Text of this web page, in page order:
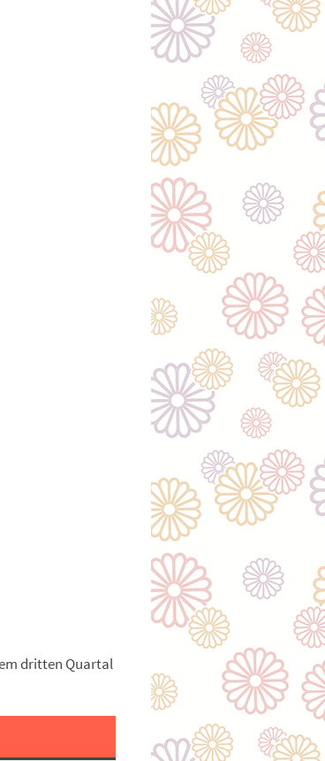
dritten Quartal